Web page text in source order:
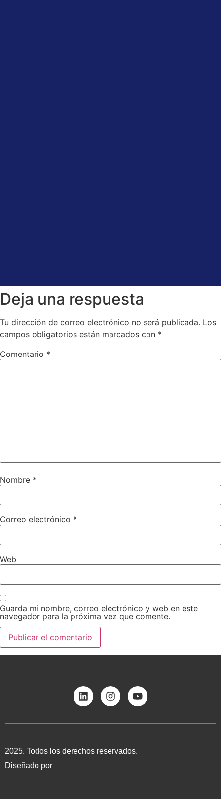
Deja una respuesta
Tu dirección de correo electrónico no será publicada. Los
campos obligatorios están marcados con *
Comentario *
Nombre *
Correo electrónico *
Web
Guarda mi nombre, correo electrónico y web en este
navegador para la próxima vez que comente.
2025. Todos los derechos reservados.
Diseñado por